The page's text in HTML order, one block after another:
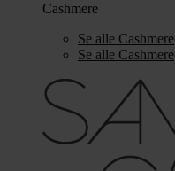
Cashmere
Se alle Cashmere
Se alle Cashmere